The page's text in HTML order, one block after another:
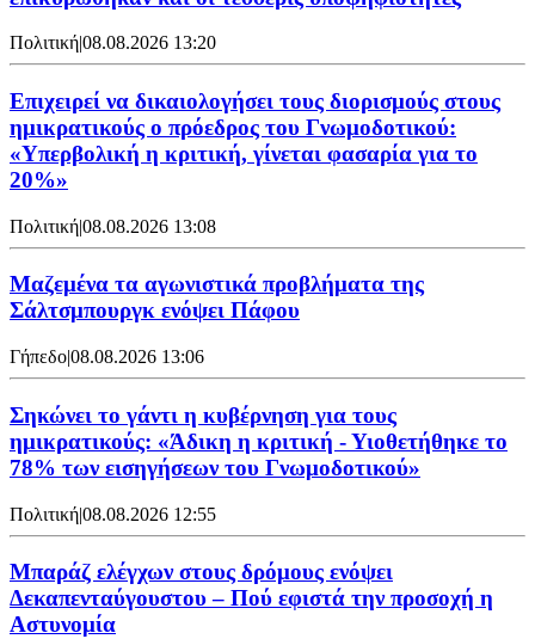
Πολιτική|08.08.2026 13:20
Επιχειρεί να δικαιολογήσει τους διορισμούς στους
ημικρατικούς ο πρόεδρος του Γνωμοδοτικού:
«Υπερβολική η κριτική, γίνεται φασαρία για το
20%»
Πολιτική|08.08.2026 13:08
Μαζεμένα τα αγωνιστικά προβλήματα της
Σάλτσμπουργκ ενόψει Πάφου
Γήπεδο|08.08.2026 13:06
Σηκώνει το γάντι η κυβέρνηση για τους
ημικρατικούς: «Άδικη η κριτική - Υιοθετήθηκε το
78% των εισηγήσεων του Γνωμοδοτικού»
Πολιτική|08.08.2026 12:55
Μπαράζ ελέγχων στους δρόμους ενόψει
Δεκαπενταύγουστου – Πού εφιστά την προσοχή η
Αστυνομία